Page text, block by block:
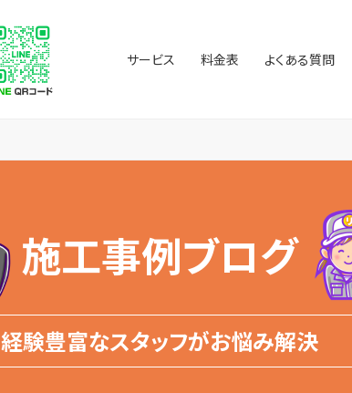
サービス 料金表 よくある質問
施工事例ブログ
経験豊富なスタッフがお悩み解決